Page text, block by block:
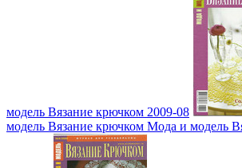
модель Вязание крючком 2009-08
модель Вязание крючком Мода и модель